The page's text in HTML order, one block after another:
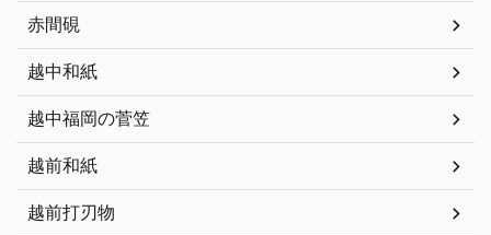
赤間硯
越中和紙
越中福岡の菅笠
越前和紙
越前打刃物